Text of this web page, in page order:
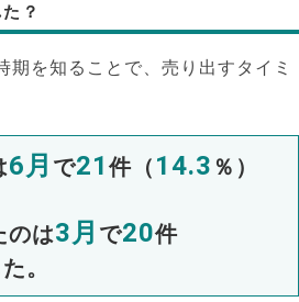
？
期を知ることで、売り出すタイミ
6月 で21 件（ 14.3 ％）
のは3月 で20件
。